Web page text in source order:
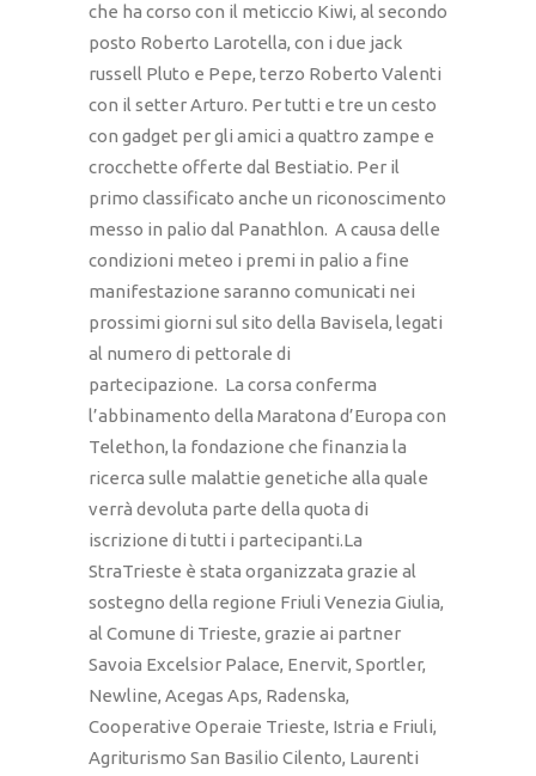
che ha corso con il meticcio Kiwi, al secondo
posto Roberto Larotella, con i due jack
russell Pluto e Pepe, terzo Roberto Valenti
con il setter Arturo. Per tutti e tre un cesto
con gadget per gli amici a quattro zampe e
crocchette offerte dal Bestiatio. Per il
primo classificato anche un riconoscimento
messo in palio dal Panathlon. A causa delle
condizioni meteo i premi in palio a fine
manifestazione saranno comunicati nei
prossimi giorni sul sito della Bavisela, legati
al numero di pettorale di
partecipazione. La corsa conferma
l’abbinamento della Maratona d’Europa con
Telethon, la fondazione che finanzia la
ricerca sulle malattie genetiche alla quale
verrà devoluta parte della quota di
iscrizione di tutti i partecipanti.La
StraTrieste è stata organizzata grazie al
sostegno della regione Friuli Venezia Giulia,
al Comune di Trieste, grazie ai partner
Savoia Excelsior Palace, Enervit, Sportler,
Newline, Acegas Aps, Radenska,
Cooperative Operaie Trieste, Istria e Friuli,
Agriturismo San Basilio Cilento, Laurenti